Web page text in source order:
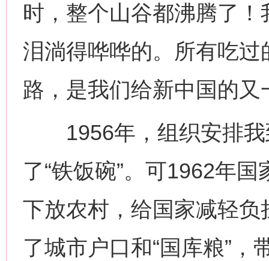
时，整个山谷都沸腾了
泪淌得哗哗的。所有吃
路，是我们给新中国的又
1956年，组织安排我
了“铁饭碗”。可1962年
下放农村，给国家减轻
了城市户口和“国库粮”